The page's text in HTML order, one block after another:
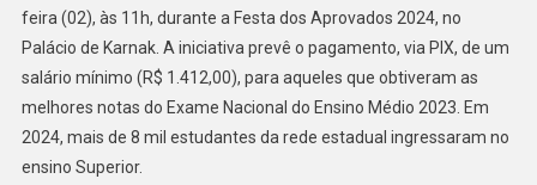
feira (02), às 11h, durante a Festa dos Aprovados 2024, no
Palácio de Karnak. A iniciativa prevê o pagamento, via PIX, de um
salário mínimo (R$ 1.412,00), para aqueles que obtiveram as
melhores notas do Exame Nacional do Ensino Médio 2023. Em
2024, mais de 8 mil estudantes da rede estadual ingressaram no
ensino Superior.